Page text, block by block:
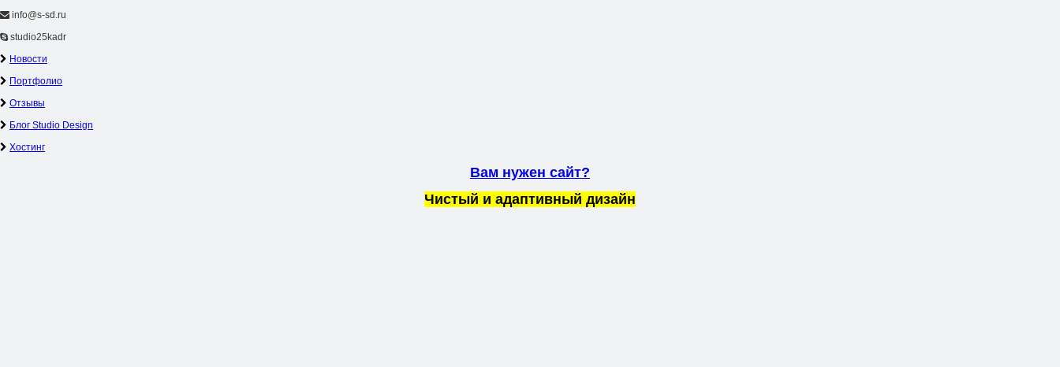
info@s-sd.ru
studio25kadr
Новости
Портфолио
Отзывы
Блог Studio Design
Хостинг
Вам нужен сайт?
Чистый и адаптивный дизайн